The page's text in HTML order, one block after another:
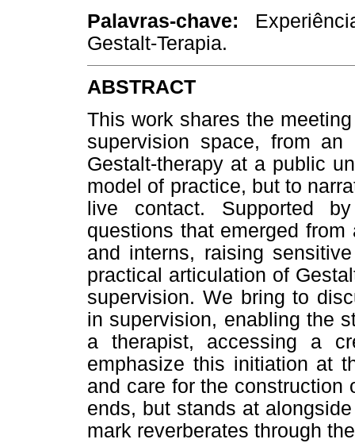
Palavras-chave:
Gestalt-Terapia.
ABSTRACT
This work shares the
supervision space, from
Gestalt-therapy at a public
model of practice, but to
live contact. Supported
questions that emerged
and interns, raising
practical articulation of
supervision. We bring to
in supervision, enabling the
a therapist, accessing a
emphasize this initiation at
and care for the construction
ends, but stands at
mark reverberates through